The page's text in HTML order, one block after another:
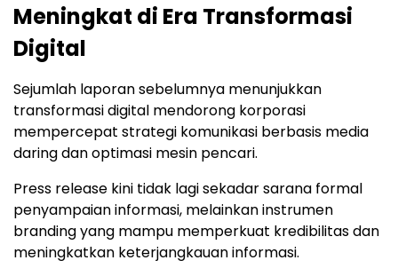
Meningkat di Era Transformasi
Digital
Sejumlah laporan sebelumnya menunjukkan
transformasi digital mendorong korporasi
mempercepat strategi komunikasi berbasis media
daring dan optimasi mesin pencari.
Press release kini tidak lagi sekadar sarana formal
penyampaian informasi, melainkan instrumen
branding yang mampu memperkuat kredibilitas dan
meningkatkan keterjangkauan informasi.